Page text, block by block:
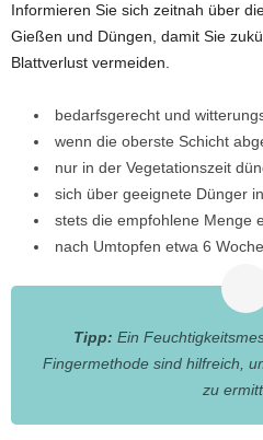
Informieren Sie sich zeitnah über
Gießen und Düngen, damit Sie
Blattverlust vermeiden.
bedarfsgerecht und
wenn die oberste Schicht
nur in der Vegetationszeit
sich über geeignete Dünger
stets die empfohlene Menge
nach Umtopfen etwa 6
Tipp: Ein
Fingermethode sind hilfreich,
zu